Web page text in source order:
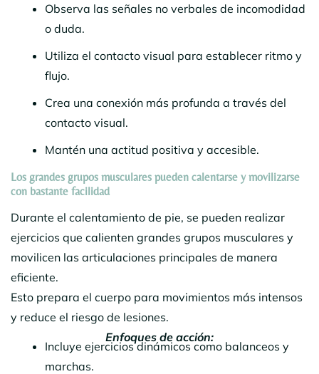
Observa las señales no verbales de incomodidad
o duda.
Utiliza el contacto visual para establecer ritmo y
flujo.
Crea una conexión más profunda a través del
contacto visual.
Mantén una actitud positiva y accesible.
Los grandes grupos musculares pueden calentarse y movilizarse
con bastante facilidad
Durante el calentamiento de pie, se pueden realizar
ejercicios que calienten grandes grupos musculares y
movilicen las articulaciones principales de manera
eficiente.
Esto prepara el cuerpo para movimientos más intensos
y reduce el riesgo de lesiones.
Enfoques de acción:
Incluye ejercicios dinámicos como balanceos y
marchas.